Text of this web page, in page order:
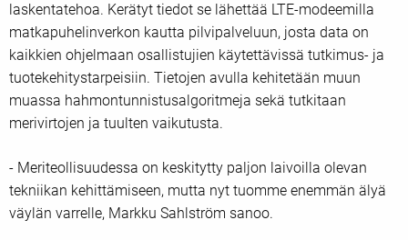
laskentatehoa. Kerätyt tiedot se lähettää LTE-modeemilla
matkapuhelinverkon kautta pilvipalveluun, josta data on
kaikkien ohjelmaan osallistujien käytettävissä tutkimus- ja
tuotekehitystarpeisiin. Tietojen avulla kehitetään muun
muassa hahmontunnistusalgoritmeja sekä tutkitaan
merivirtojen ja tuulten vaikutusta.
- Meriteollisuudessa on keskitytty paljon laivoilla olevan
tekniikan kehittämiseen, mutta nyt tuomme enemmän älyä
väylän varrelle, Markku Sahlström sanoo.